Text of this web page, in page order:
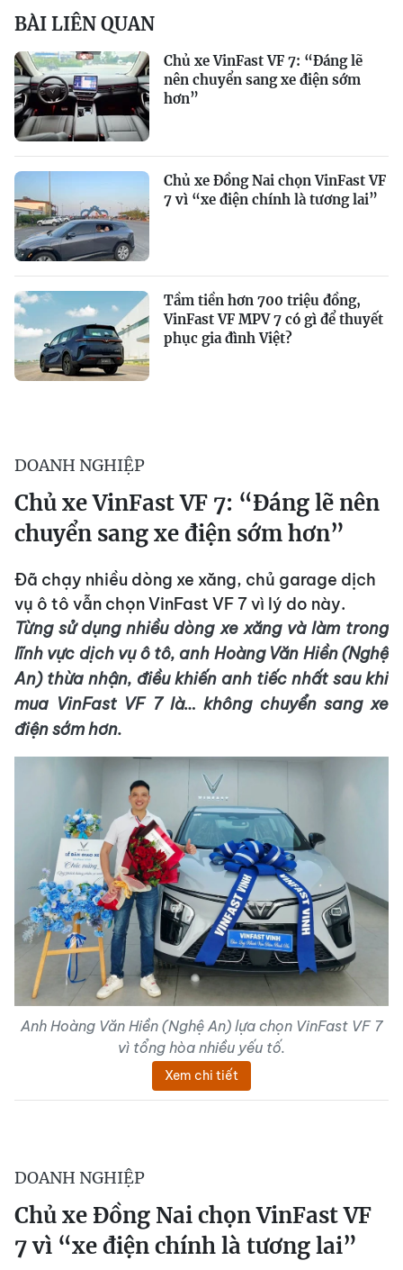
BÀI LIÊN QUAN
Chủ xe VinFast VF 7: “Đáng lẽ
nên chuyển sang xe điện sớm
hơn”
Chủ xe Đồng Nai chọn VinFast VF
7 vì “xe điện chính là tương lai”
Tầm tiền hơn 700 triệu đồng,
VinFast VF MPV 7 có gì để thuyết
phục gia đình Việt?
DOANH NGHIỆP
Chủ xe VinFast VF 7: “Đáng lẽ nên
chuyển sang xe điện sớm hơn”
Đã chạy nhiều dòng xe xăng, chủ garage dịch
vụ ô tô vẫn chọn VinFast VF 7 vì lý do này.
Từng sử dụng nhiều dòng xe xăng và làm trong
lĩnh vực dịch vụ ô tô, anh Hoàng Văn Hiền (Nghệ
An) thừa nhận, điều khiến anh tiếc nhất sau khi
mua VinFast VF 7 là… không chuyển sang xe
điện sớm hơn.
Anh Hoàng Văn Hiền (Nghệ An) lựa chọn VinFast VF 7
vì tổng hòa nhiều yếu tố.
Xem chi tiết
DOANH NGHIỆP
Chủ xe Đồng Nai chọn VinFast VF
7 vì “xe điện chính là tương lai”